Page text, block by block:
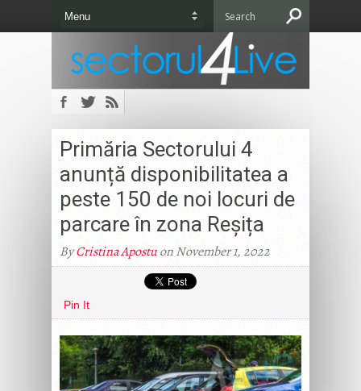
Primăria Sectorului 4
anunță disponibilitatea a
peste 150 de noi locuri de
parcare în zona Reșița
ByCristina Apostuon November 1, 2022
Pin It